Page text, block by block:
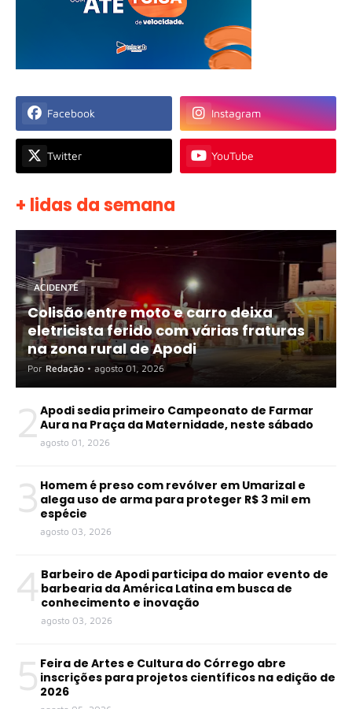
Facebook Instagram
Twitter YouTube
+ lidas da semana
ACIDENTE
Colisão entre moto e carro deixa
eletricista ferido com várias fraturas
na zona rural de Apodi
Por Redação • agosto 01, 2026
2 Apodi sedia primeiro Campeonato de Farmar
Aura na Praça da Maternidade, neste sábado
agosto 01, 2026
3 Homem é preso com revólver em Umarizal e
alega uso de arma para proteger R$ 3 mil em
espécie
agosto 03, 2026
4 Barbeiro de Apodi participa do maior evento de
barbearia da América Latina em busca de
conhecimento e inovação
agosto 03, 2026
5 Feira de Artes e Cultura do Córrego abre
inscrições para projetos científicos na edição de
2026